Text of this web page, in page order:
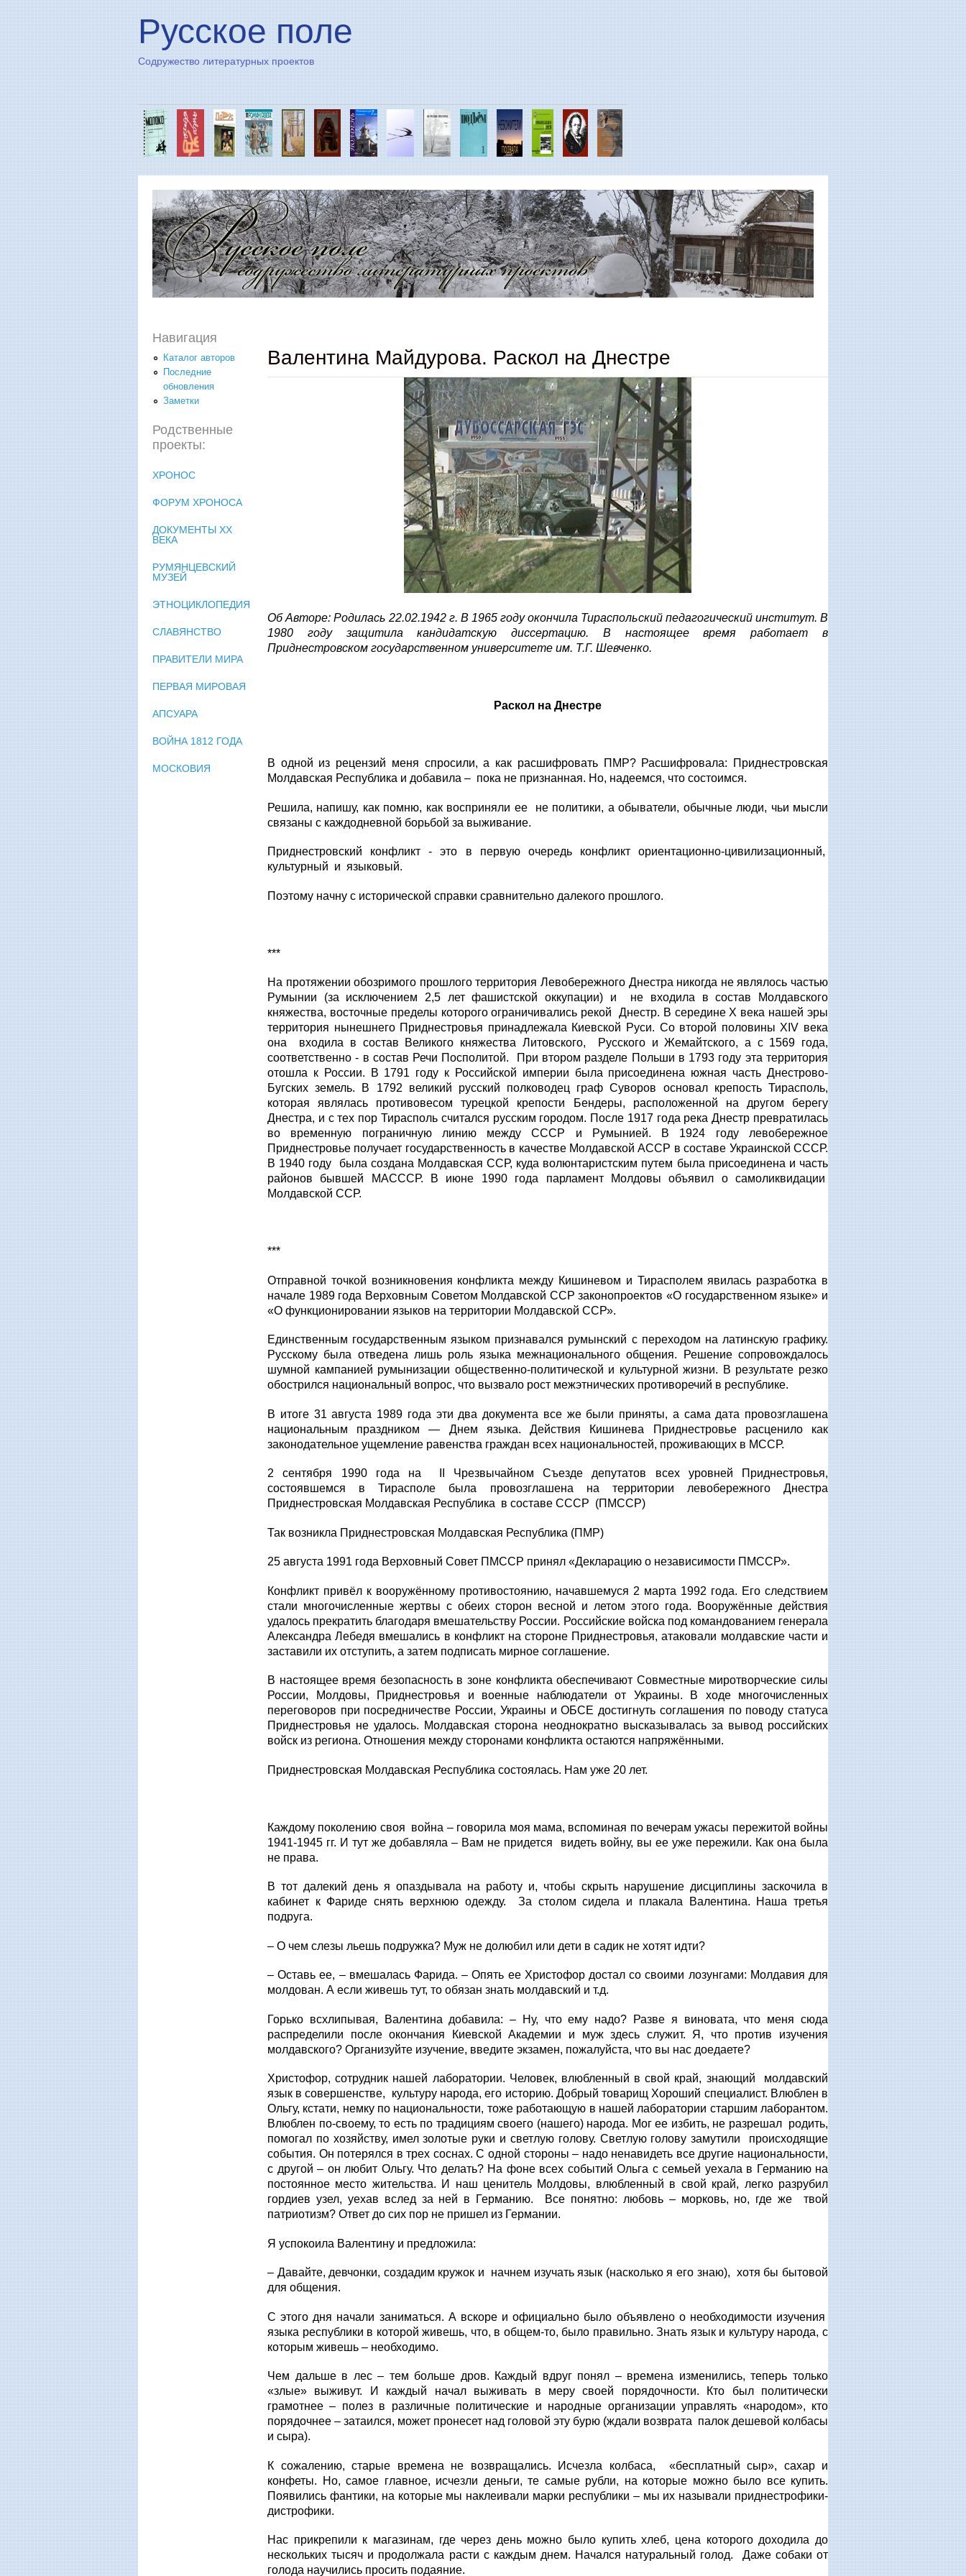
Русское поле
Содружество литературных проектов
Валентина Майдурова. Раскол на Днестре
Об Авторе: Родилась 22.02.1942 г. В 1965 году окончила Тираспольский педагогический институт. В
1980 году защитила кандидатскую диссертацию. В настоящее время работает в
Приднестровском государственном университете им. Т.Г. Шевченко.
Раскол на Днестре
В одной из рецензий меня спросили, а как расшифровать ПМР? Расшифровала: Приднестровская
Молдавская Республика и добавила – пока не признанная. Но, надеемся, что состоимся.
Решила, напишу, как помню, как восприняли ее не политики, а обыватели, обычные люди, чьи мысли
связаны с каждодневной борьбой за выживание.
Приднестровский конфликт - это в первую очередь конфликт ориентационно-цивилизационный,
культурный и языковый.
Поэтому начну с исторической справки сравнительно далекого прошлого.
***
На протяжении обозримого прошлого территория Левобережного Днестра никогда не являлось частью
Румынии (за исключением 2,5 лет фашистской оккупации) и не входила в состав Молдавского
княжества, восточные пределы которого ограничивались рекой Днестр. В середине Х века нашей эры
территория нынешнего Приднестровья принадлежала Киевской Руси. Со второй половины XIV века
она входила в состав Великого княжества Литовского, Русского и Жемайтского, а с 1569 года,
соответственно - в состав Речи Посполитой. При втором разделе Польши в 1793 году эта территория
отошла к России. В 1791 году к Российской империи была присоединена южная часть Днестрово-
Бугских земель. В 1792 великий русский полководец граф Суворов основал крепость Тирасполь,
которая являлась противовесом турецкой крепости Бендеры, расположенной на другом берегу
Днестра, и с тех пор Тирасполь считался русским городом. После 1917 года река Днестр превратилась
во временную пограничную линию между СССР и Румынией. В 1924 году левобережное
Приднестровье получает государственность в качестве Молдавской АССР в составе Украинской СССР.
В 1940 году была создана Молдавская ССР, куда волюнтаристским путем была присоединена и часть
районов бывшей МАСССР. В июне 1990 года парламент Молдовы объявил о самоликвидации
Молдавской ССР.
***
Отправной точкой возникновения конфликта между Кишиневом и Тирасполем явилась разработка в
начале 1989 года Верховным Советом Молдавской ССР законопроектов «О государственном языке» и
«О функционировании языков на территории Молдавской ССР».
Единственным государственным языком признавался румынский с переходом на латинскую графику.
Русскому была отведена лишь роль языка межнационального общения. Решение сопровождалось
шумной кампанией румынизации общественно-политической и культурной жизни. В результате резко
обострился национальный вопрос, что вызвало рост межэтнических противоречий в республике.
В итоге 31 августа 1989 года эти два документа все же были приняты, а сама дата провозглашена
национальным праздником — Днем языка. Действия Кишинева Приднестровье расценило как
законодательное ущемление равенства граждан всех национальностей, проживающих в МССР.
2 сентября 1990 года на II Чрезвычайном Съезде депутатов всех уровней Приднестровья,
состоявшемся в Тирасполе была провозглашена на территории левобережного Днестра
Приднестровская Молдавская Республика в составе СССР (ПМССР)
Так возникла Приднестровская Молдавская Республика (ПМР)
25 августа 1991 года Верховный Совет ПМССР принял «Декларацию о независимости ПМССР».
Конфликт привёл к вооружённому противостоянию, начавшемуся 2 марта 1992 года. Его следствием
стали многочисленные жертвы с обеих сторон весной и летом этого года. Вооружённые действия
удалось прекратить благодаря вмешательству России. Российские войска под командованием генерала
Александра Лебедя вмешались в конфликт на стороне Приднестровья, атаковали молдавские части и
заставили их отступить, а затем подписать мирное соглашение.
В настоящее время безопасность в зоне конфликта обеспечивают Совместные миротворческие силы
России, Молдовы, Приднестровья и военные наблюдатели от Украины. В ходе многочисленных
переговоров при посредничестве России, Украины и ОБСЕ достигнуть соглашения по поводу статуса
Приднестровья не удалось. Молдавская сторона неоднократно высказывалась за вывод российских
войск из региона. Отношения между сторонами конфликта остаются напряжёнными.
Приднестровская Молдавская Республика состоялась. Нам уже 20 лет.
Каждому поколению своя война – говорила моя мама, вспоминая по вечерам ужасы пережитой войны
1941-1945 гг. И тут же добавляла – Вам не придется видеть войну, вы ее уже пережили. Как она была
не права.
В тот далекий день я опаздывала на работу и, чтобы скрыть нарушение дисциплины заскочила в
кабинет к Фариде снять верхнюю одежду. За столом сидела и плакала Валентина. Наша третья
подруга.
– О чем слезы льешь подружка? Муж не долюбил или дети в садик не хотят идти?
– Оставь ее, – вмешалась Фарида. – Опять ее Христофор достал со своими лозунгами: Молдавия для
молдован. А если живешь тут, то обязан знать молдавский и т.д.
Горько всхлипывая, Валентина добавила: – Ну, что ему надо? Разве я виновата, что меня сюда
распределили после окончания Киевской Академии и муж здесь служит. Я, что против изучения
молдавского? Организуйте изучение, введите экзамен, пожалуйста, что вы нас доедаете?
Христофор, сотрудник нашей лаборатории. Человек, влюбленный в свой край, знающий молдавский
язык в совершенстве, культуру народа, его историю. Добрый товарищ Хороший специалист. Влюблен в
Ольгу, кстати, немку по национальности, тоже работающую в нашей лаборатории старшим лаборантом.
Влюблен по-своему, то есть по традициям своего (нашего) народа. Мог ее избить, не разрешал родить,
помогал по хозяйству, имел золотые руки и светлую голову. Светлую голову замутили происходящие
события. Он потерялся в трех соснах. С одной стороны – надо ненавидеть все другие национальности,
с другой – он любит Ольгу. Что делать? На фоне всех событий Ольга с семьей уехала в Германию на
постоянное место жительства. И наш ценитель Молдовы, влюбленный в свой край, легко разрубил
гордиев узел, уехав вслед за ней в Германию. Все понятно: любовь – морковь, но, где же твой
патриотизм? Ответ до сих пор не пришел из Германии.
Я успокоила Валентину и предложила:
– Давайте, девчонки, создадим кружок и начнем изучать язык (насколько я его знаю), хотя бы бытовой
для общения.
С этого дня начали заниматься. А вскоре и официально было объявлено о необходимости изучения
языка республики в которой живешь, что, в общем-то, было правильно. Знать язык и культуру народа, с
которым живешь – необходимо.
Чем дальше в лес – тем больше дров. Каждый вдруг понял – времена изменились, теперь только
«злые» выживут. И каждый начал выживать в меру своей порядочности. Кто был политически
грамотнее – полез в различные политические и народные организации управлять «народом», кто
порядочнее – затаился, может пронесет над головой эту бурю (ждали возврата палок дешевой колбасы
и сыра).
К сожалению, старые времена не возвращались. Исчезла колбаса, «бесплатный сыр», сахар и
конфеты. Но, самое главное, исчезли деньги, те самые рубли, на которые можно было все купить.
Появились фантики, на которые мы наклеивали марки республики – мы их называли приднестрофики-
дистрофики.
Нас прикрепили к магазинам, где через день можно было купить хлеб, цена которого доходила до
нескольких тысяч и продолжала расти с каждым днем. Начался натуральный голод. Даже собаки от
голода научились просить подаяние.
Навигация
Каталог авторов
Последние
обновления
Заметки
Родственные
проекты:
ХРОНОС
ФОРУМ ХРОНОСА
ДОКУМЕНТЫ XX
ВЕКА
РУМЯНЦЕВСКИЙ
МУЗЕЙ
ЭТНОЦИКЛОПЕДИЯ
СЛАВЯНСТВО
ПРАВИТЕЛИ МИРА
ПЕРВАЯ МИРОВАЯ
АПСУАРА
ВОЙНА 1812 ГОДА
МОСКОВИЯ